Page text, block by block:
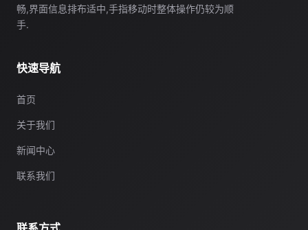
畅,界面信息排布适中,手指移动时整体操作仍较为顺
手.
快速导航
首页
关于我们
新闻中心
联系我们